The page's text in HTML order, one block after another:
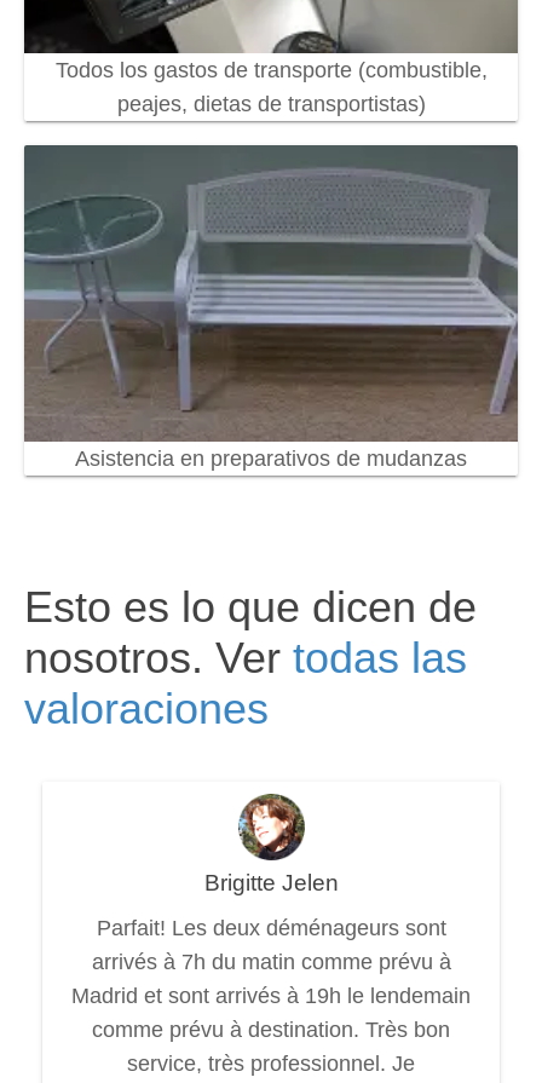
Todos los gastos de transporte (combustible,
peajes, dietas de transportistas)
Asistencia en preparativos de mudanzas
Esto es lo que dicen de
nosotros. Ver todas las
valoraciones
Brigitte Jelen
Parfait! Les deux déménageurs sont
arrivés à 7h du matin comme prévu à
Madrid et sont arrivés à 19h le lendemain
comme prévu à destination. Très bon
service, très professionnel. Je